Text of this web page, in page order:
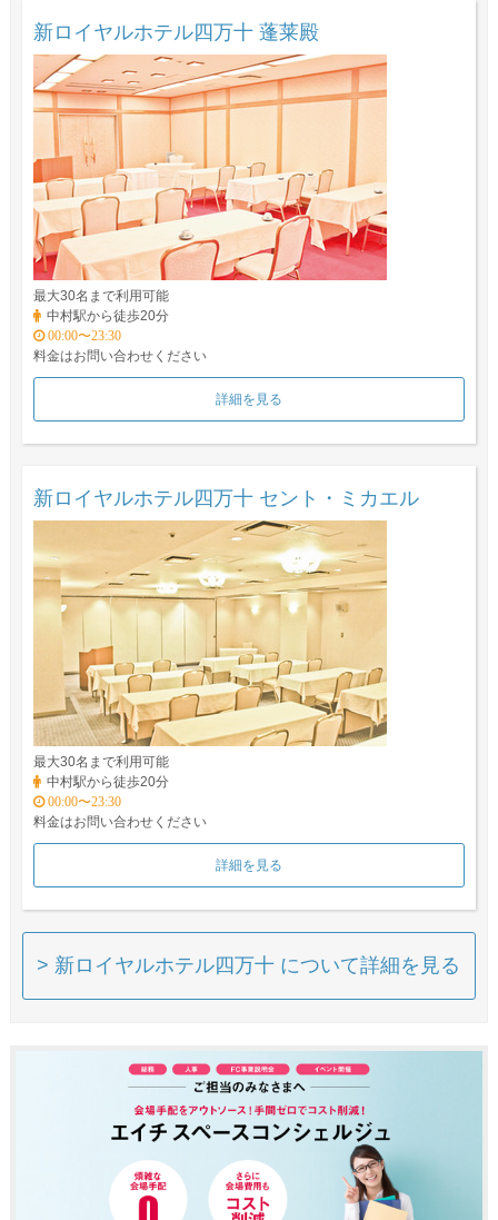
新ロイヤルホテル四万十 蓬莱殿
最大30名まで利用可能
中村駅から徒歩20分
00:00〜23:30
料金はお問い合わせください
詳細を見る
新ロイヤルホテル四万十 セント・ミカエル
最大30名まで利用可能
中村駅から徒歩20分
00:00〜23:30
料金はお問い合わせください
詳細を見る
> 新ロイヤルホテル四万十 について詳細を見る